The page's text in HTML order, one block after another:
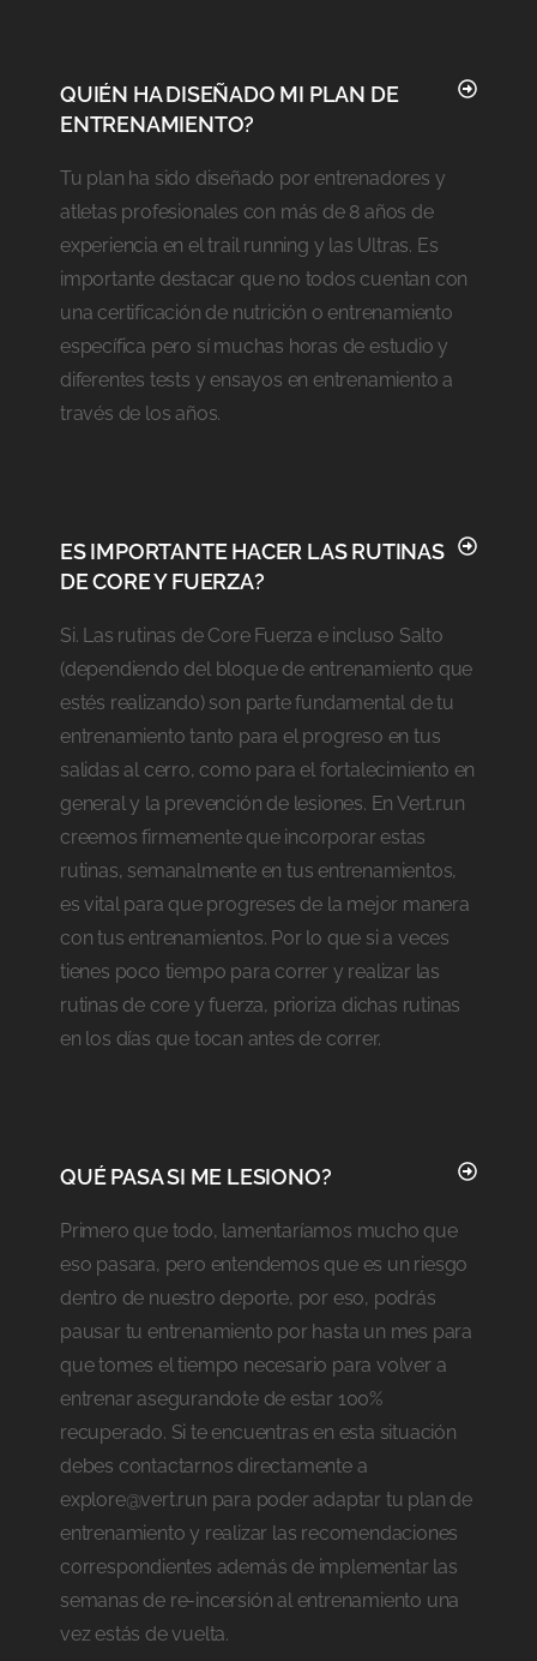
QUIÉN HA DISEÑADO MI PLAN DE
ENTRENAMIENTO?
Tu plan ha sido diseñado por entrenadores y
atletas profesionales con más de 8 años de
experiencia en el trail running y las Ultras. Es
importante destacar que no todos cuentan con
una certificación de nutrición o entrenamiento
específica pero sí muchas horas de estudio y
diferentes tests y ensayos en entrenamiento a
través de los años.
ES IMPORTANTE HACER LAS RUTINAS
DE CORE Y FUERZA?
Si. Las rutinas de Core Fuerza e incluso Salto
(dependiendo del bloque de entrenamiento que
estés realizando) son parte fundamental de tu
entrenamiento tanto para el progreso en tus
salidas al cerro, como para el fortalecimiento en
general y la prevención de lesiones. En Vert.run
creemos firmemente que incorporar estas
rutinas, semanalmente en tus entrenamientos,
es vital para que progreses de la mejor manera
con tus entrenamientos. Por lo que si a veces
tienes poco tiempo para correr y realizar las
rutinas de core y fuerza, prioriza dichas rutinas
en los días que tocan antes de correr.
QUÉ PASA SI ME LESIONO?
Primero que todo, lamentaríamos mucho que
eso pasara, pero entendemos que es un riesgo
dentro de nuestro deporte, por eso, podrás
pausar tu entrenamiento por hasta un mes para
que tomes el tiempo necesario para volver a
entrenar asegurandote de estar 100%
recuperado. Si te encuentras en esta situación
debes contactarnos directamente a
explore@vert.run para poder adaptar tu plan de
entrenamiento y realizar las recomendaciones
correspondientes además de implementar las
semanas de re-incersión al entrenamiento una
vez estás de vuelta.